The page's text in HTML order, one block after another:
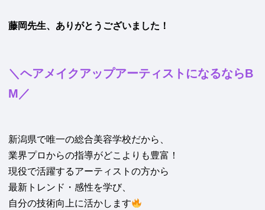
藤岡先生、ありがとうございました！
＼ヘアメイクアップアーティストになるならB
M ／
新潟県で唯一の総合美容学校だから、
業界プロからの指導がどこよりも豊富！
現役で活躍するアーティストの方から
最新トレンド・感性を学び、
自分の技術向上に活かします